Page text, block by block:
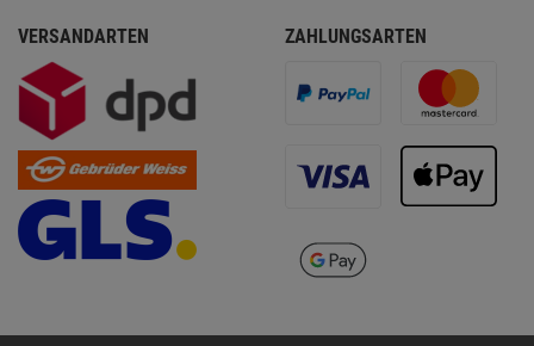
VERSANDARTEN ZAHLUNGSARTEN